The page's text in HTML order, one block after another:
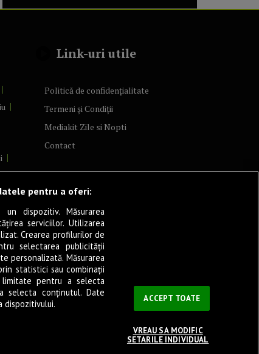
Link-uri utile
Politică de confidențialitate
Termeni și Condiții
Mediakit Zile si Nopti
Contact
pentru a oferi:
dispozitiv. Măsurarea
serviciilor. Utilizarea
Crearea profilurilor de
selectarea publicității
personalizată. Măsurarea
statistici sau combinații
pentru a selecta
selecta conținutul. Date
dispozitivului.
ACCEPT TOATE
VREAU SA MODIFIC
SETARILE INDIVIDUAL